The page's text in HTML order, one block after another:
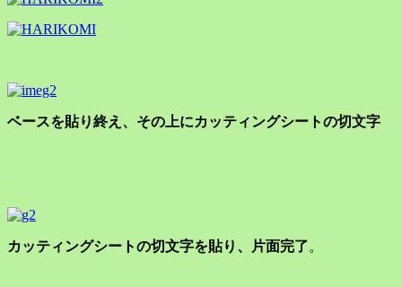
ベースを貼り終え、その上にカッティングシートの切文字
カッティングシートの切文字を貼り、片面完了。